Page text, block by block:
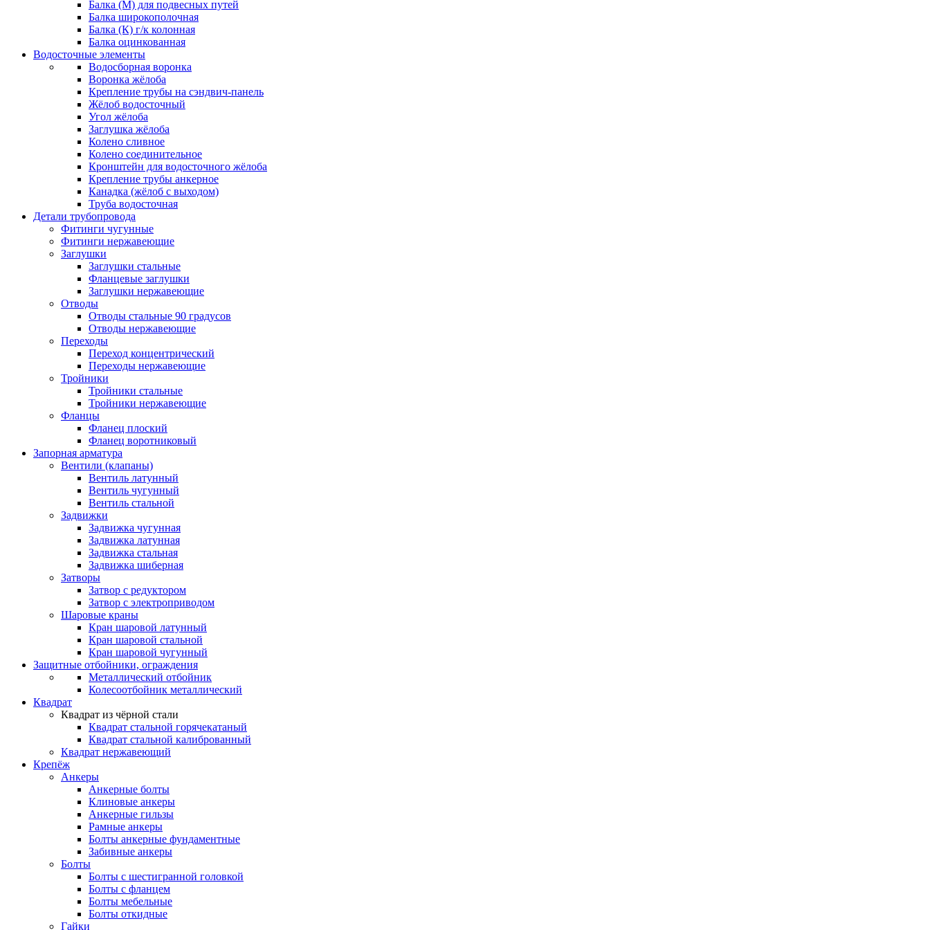
Балка (М) для подвесных путей
Балка широкополочная
Балка (К) г/к колонная
Балка оцинкованная
Водосточные элементы
Водосборная воронка
Воронка жёлоба
Крепление трубы на сэндвич-панель
Жёлоб водосточный
Угол жёлоба
Заглушка жёлоба
Колено сливное
Колено соединительное
Кронштейн для водосточного жёлоба
Крепление трубы анкерное
Канадка (жёлоб с выходом)
Труба водосточная
Детали трубопровода
Фитинги чугунные
Фитинги нержавеющие
Заглушки
Заглушки стальные
Фланцевые заглушки
Заглушки нержавеющие
Отводы
Отводы стальные 90 градусов
Отводы нержавеющие
Переходы
Переход концентрический
Переходы нержавеющие
Тройники
Тройники стальные
Тройники нержавеющие
Фланцы
Фланец плоский
Фланец воротниковый
Запорная арматура
Вентили (клапаны)
Вентиль латунный
Вентиль чугунный
Вентиль стальной
Задвижки
Задвижка чугунная
Задвижка латунная
Задвижка стальная
Задвижка шиберная
Затворы
Затвор с редуктором
Затвор с электроприводом
Шаровые краны
Кран шаровой латунный
Кран шаровой стальной
Кран шаровой чугунный
Защитные отбойники, ограждения
Металлический отбойник
Колесоотбойник металлический
Квадрат
Квадрат из чёрной стали
Квадрат стальной горячекатаный
Квадрат стальной калиброванный
Квадрат нержавеющий
Крепёж
Анкеры
Анкерные болты
Клиновые анкеры
Анкерные гильзы
Рамные анкеры
Болты анкерные фундаментные
Забивные анкеры
Болты
Болты с шестигранной головкой
Болты с фланцем
Болты мебельные
Болты откидные
Гайки